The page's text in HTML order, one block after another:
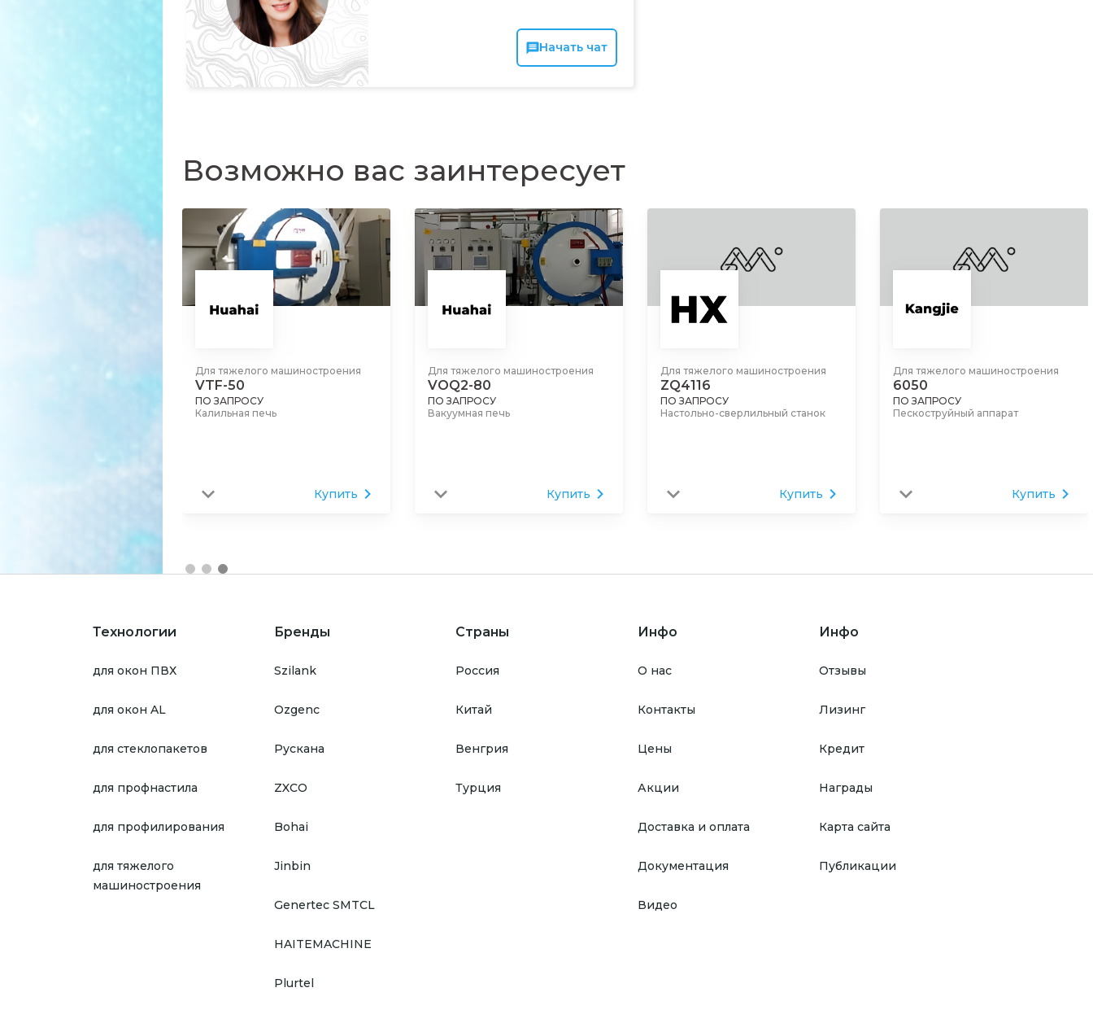
Начать чат
Возможно вас заинтересует
машиностроения Для тяжелого машиностроения
VTF-50
ПО ЗАПРОСУ
Калильная печь
Купить
Для тяжелого машиностроения
VOQ2-80
ПО ЗАПРОСУ
Вакуумная печь
Купить
Для тяжелого машиностроения
ZQ4116
ПО ЗАПРОСУ
Настольно-сверлильный станок
Купить
Для тяжелого машиностроения
6050
ПО ЗАПРОСУ
Пескоструйный аппарат
Купить
Технологии
для окон ПВХ
для окон AL
для стеклопакетов
для профнастила
для профилирования
для тяжелого
машиностроения
Бренды
Szilank
Ozgenc
Рускана
ZXCO
Bohai
Jinbin
Genertec SMTCL
HAITEMACHINE
Plurtel
Страны
Россия
Китай
Венгрия
Турция
Инфо
О нас
Контакты
Цены
Акции
Доставка и оплата
Документация
Видео
Инфо
Отзывы
Лизинг
Кредит
Награды
Карта сайта
Публикации